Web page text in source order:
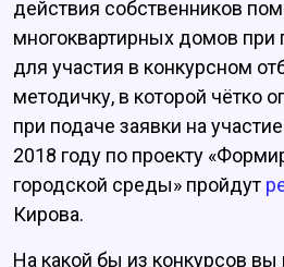
действия собственников
многоквартирных домов при
для участия в конкурсном
методичку, в которой чётко
при подаче заявки на
2018 году по проекту
городской среды» пройдут
Кирова.
На какой бы из конкурсов вы